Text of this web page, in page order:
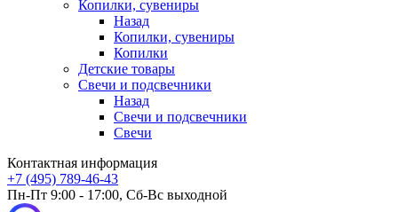
Копилки, сувениры
Назад
Копилки, сувениры
Копилки
Детские товары
Свечи и подсвечники
Назад
Свечи и подсвечники
Свечи
Контактная информация
+7 (495) 789-46-43
Пн-Пт 9:00 - 17:00, Сб-Вс выходной